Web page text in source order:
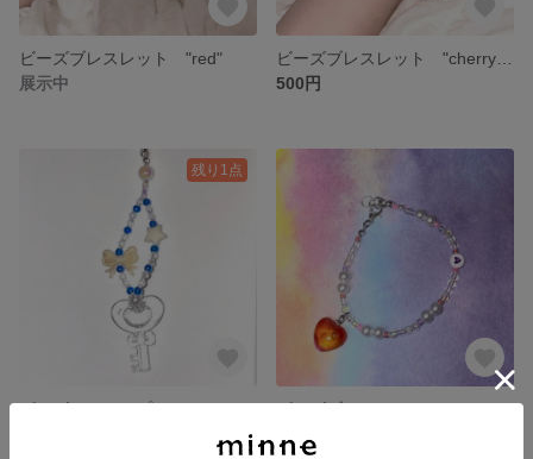
ビーズブレスレット "red"
展示中
500円
残り1点
ビーズストラップ "Aqua"
ビーズブレスレット "rainbow"